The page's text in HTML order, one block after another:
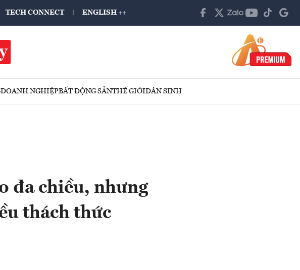
TECH CONNECT ENGLISH ++
DOANH NGHIỆPBẤT ĐỘNG SẢNTHẾ GIỚIDÂN SINH
đa chiều, nhưng
thách thức